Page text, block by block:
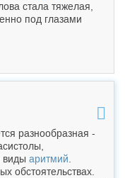
стала тяжелая,
под глазами
разнообразная -
виды аритмий
обстоятельствах.